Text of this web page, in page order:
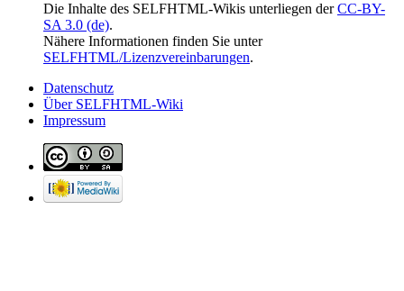
Die Inhalte des SELFHTML-Wikis unterliegen derCC-BY-
SA 3.0 (de).
Nähere Informationen finden Sie unter
SELFHTML/Lizenzvereinbarungen.
Datenschutz
Über SELFHTML-Wiki
Impressum